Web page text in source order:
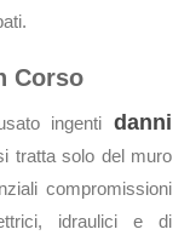
Corso
ingenti danni
tratta solo del muro
compromissioni
idraulici e di